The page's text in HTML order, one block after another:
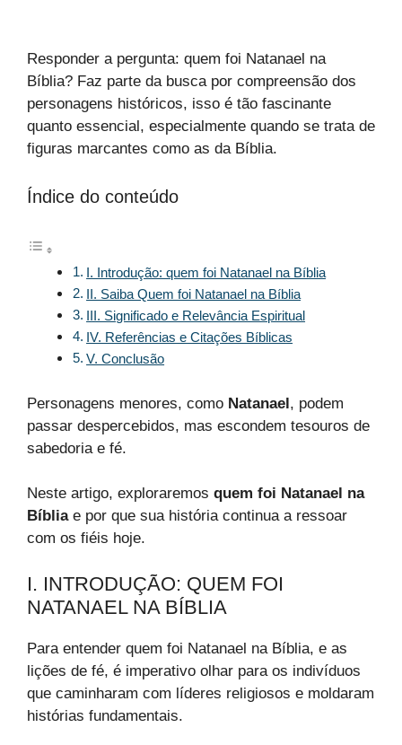
Responder a pergunta: quem foi Natanael na
Bíblia? Faz parte da busca por compreensão dos
personagens históricos, isso é tão fascinante
quanto essencial, especialmente quando se trata de
figuras marcantes como as da Bíblia.
Índice do conteúdo
I. Introdução: quem foi Natanael na Bíblia
II. Saiba Quem foi Natanael na Bíblia
III. Significado e Relevância Espiritual
IV. Referências e Citações Bíblicas
V. Conclusão
Personagens menores, como Natanael, podem
passar despercebidos, mas escondem tesouros de
sabedoria e fé.
Neste artigo, exploraremos quem foi Natanael na
Bíbliae por que sua história continua a ressoar
com os fiéis hoje.
I. INTRODUÇÃO: QUEM FOI
NATANAEL NA BÍBLIA
Para entender quem foi Natanael na Bíblia, e as
lições de fé, é imperativo olhar para os indivíduos
que caminharam com líderes religiosos e moldaram
histórias fundamentais.